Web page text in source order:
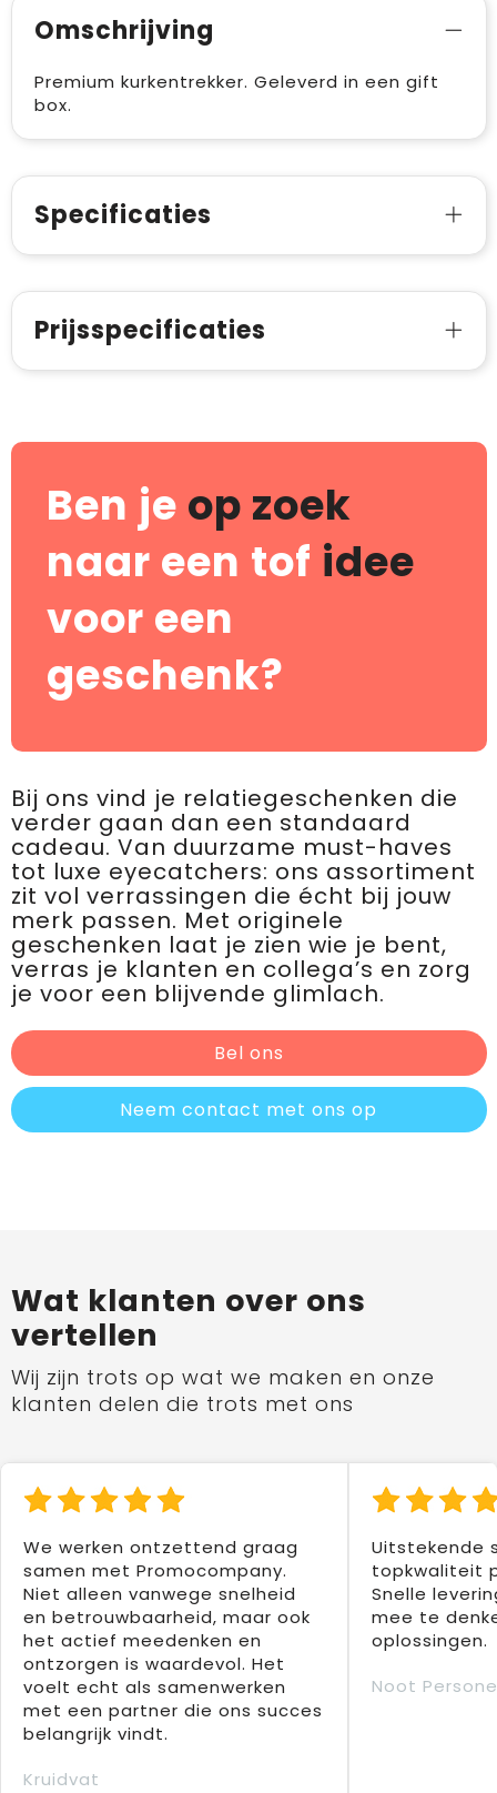
Omschrijving
Premium kurkentrekker. Geleverd in een gift
box.
Specificaties
Prijsspecificaties
Ben je op zoek
naar een tof idee
voor een
geschenk?
Bij ons vind je relatiegeschenken die
verder gaan dan een standaard
cadeau. Van duurzame must-haves
tot luxe eyecatchers: ons assortiment
zit vol verrassingen die écht bij jouw
merk passen. Met originele
geschenken laat je zien wie je bent,
verras je klanten en collega’s en zorg
je voor een blijvende glimlach.
Bel ons
Neem contact met ons op
Wat klanten over ons
vertellen
Wij zijn trots op wat we maken en onze
klanten delen die trots met ons
We werken ontzettend graag
samen met Promocompany.
Niet alleen vanwege snelheid
en betrouwbaarheid, maar ook
het actief meedenken en
ontzorgen is waardevol. Het
voelt echt als samenwerken
met een partner die ons succes
belangrijk vindt.
Kruidvat
Uitstekende
topkwaliteit
Snelle
mee te
oplossingen.
Noot